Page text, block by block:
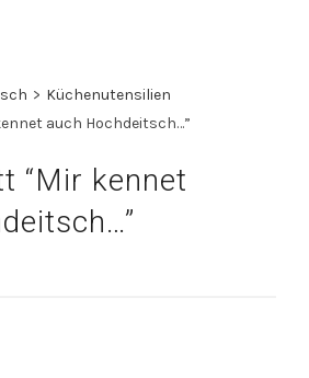
> Küchenutensilien
auch Hochdeitsch…”
“Mir kennet